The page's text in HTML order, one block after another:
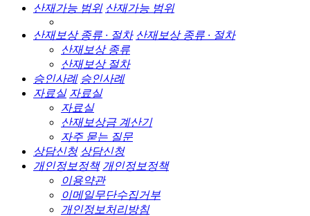
산재가능 범위 산재가능 범위
산재보상 종류 · 절차 산재보상 종류 · 절차
산재보상 종류
산재보상 절차
승인사례 승인사례
자료실 자료실
자료실
산재보상금 계산기
자주 묻는 질문
상담신청 상담신청
개인정보정책 개인정보정책
이용약관
이메일무단수집거부
개인정보처리방침